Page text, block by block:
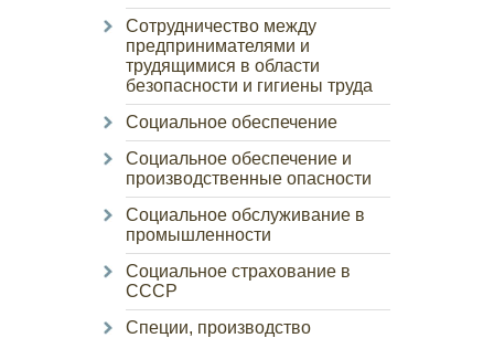
Сотрудничество между
предпринимателями и
трудящимися в области
безопасности и гигиены труда
Социальное обеспечение
Социальное обеспечение и
производственные опасности
Социальное обслуживание в
промышленности
Социальное страхование в
СССР
Специи, производство